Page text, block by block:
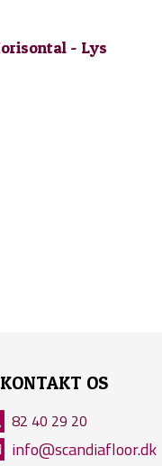
- Lys
KONTAKT OS
82 40 29 20
info@scandiafloor.dk